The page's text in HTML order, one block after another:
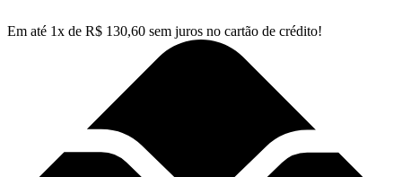
Em até 1x de R$ 130,60 sem juros no cartão de crédito!